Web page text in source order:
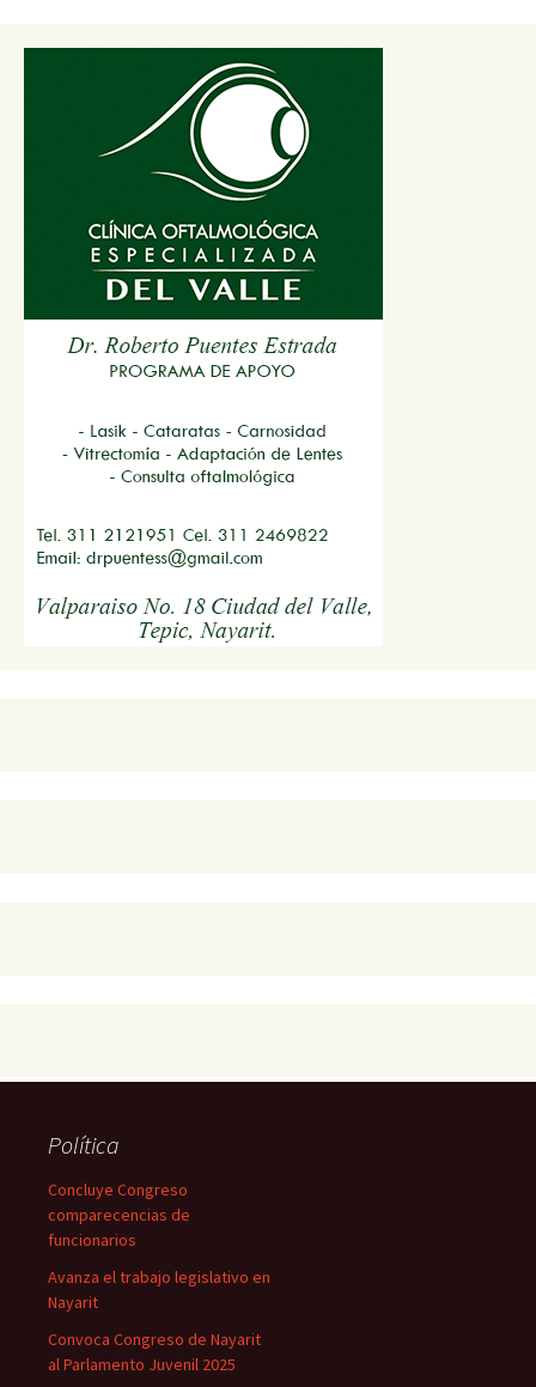
Política
Concluye Congreso
comparecencias de
funcionarios
Avanza el trabajo legislativo en
Nayarit
Convoca Congreso de Nayarit
al Parlamento Juvenil 2025